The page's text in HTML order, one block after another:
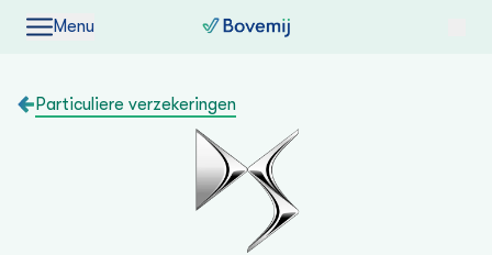
Menu
Particuliere verzekeringen